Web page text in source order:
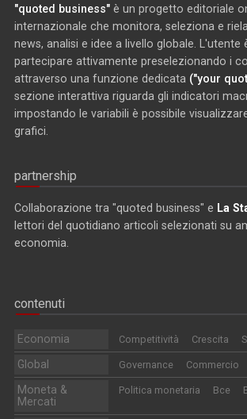
"quoted business" è un progetto editoriale
internazionale che monitora, seleziona e
news, analisi e idee a livello globale. L'utente
partecipare attivamente preselezionando i
attraverso una funzione dedicata ("your
sezione interattiva riguarda gli indicatori
impostando le variabili è possibile
grafici.
partnership
Collaborazione tra "quoted business" e La
lettori del quotidiano articoli selezionati su
economia.
contenuti
Economia Competitività Crescita
Global Governance Commercio
Moneta &
Mercati
Politica monetaria Bce